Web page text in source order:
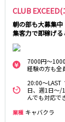
CLUB
朝の部も大募集
集客力で即稼げ
7000円～
経験の方も全
20:00～
日、週1日～/
んでも対応で
業種 キャバクラ
神田駅
赤坂見附駅
西武新宿駅
久米川駅